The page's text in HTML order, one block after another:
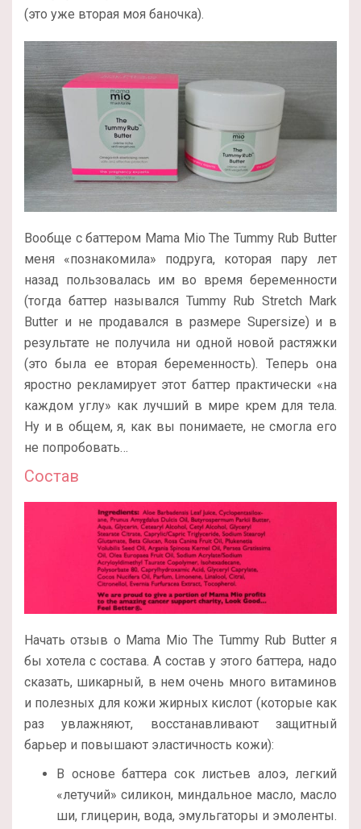
(это уже вторая моя баночка).
Вообще с баттером Mama Mio The Tummy Rub Butter
меня «познакомила» подруга, которая пару лет
назад пользовалась им во время беременности
(тогда баттер назывался Tummy Rub Stretch Mark
Butter и не продавался в размере Supersize) и в
результате не получила ни одной новой растяжки
(это была ее вторая беременность). Теперь она
яростно рекламирует этот баттер практически «на
каждом углу» как лучший в мире крем для тела.
Ну и в общем, я, как вы понимаете, не смогла его
не попробовать…
Состав
Начать отзыв о Mama Mio The Tummy Rub Butter я
бы хотела с состава. А состав у этого баттера, надо
сказать, шикарный, в нем очень много витаминов
и полезных для кожи жирных кислот (которые как
раз увлажняют, восстанавливают защитный
барьер и повышают эластичность кожи):
В основе баттера сок листьев алоэ, легкий
«летучий» силикон, миндальное масло, масло
ши, глицерин, вода, эмульгаторы и эмоленты.